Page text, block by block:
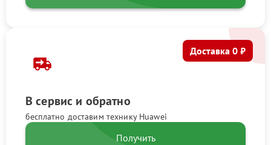
В сервис и обратно
бесплатно доставим технику Huawei
Доставка 0 ₽
Получить